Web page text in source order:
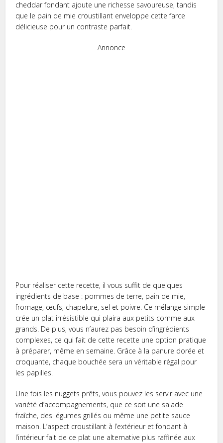
cheddar fondant ajoute une richesse savoureuse, tandis
que le pain de mie croustillant enveloppe cette farce
délicieuse pour un contraste parfait.
Annonce
Pour réaliser cette recette, il vous suffit de quelques
ingrédients de base : pommes de terre, pain de mie,
fromage, œufs, chapelure, sel et poivre. Ce mélange simple
crée un plat irrésistible qui plaira aux petits comme aux
grands. De plus, vous n’aurez pas besoin d’ingrédients
complexes, ce qui fait de cette recette une option pratique
à préparer, même en semaine. Grâce à la panure dorée et
croquante, chaque bouchée sera un véritable régal pour
les papilles.
Une fois les nuggets prêts, vous pouvez les servir avec une
variété d’accompagnements, que ce soit une salade
fraîche, des légumes grillés ou même une petite sauce
maison. L’aspect croustillant à l’extérieur et fondant à
l’intérieur fait de ce plat une alternative plus raffinée aux